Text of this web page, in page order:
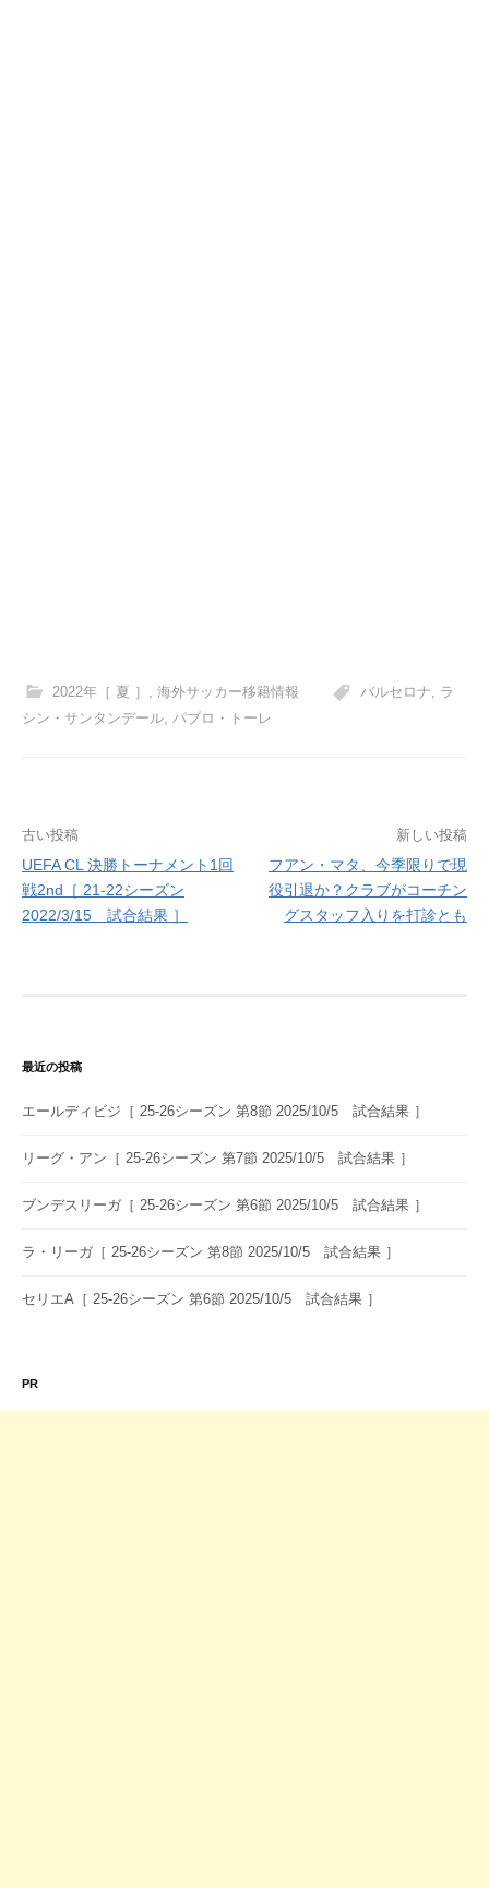
2022年［ 夏 ］ , 海外サッカー移籍情報 バルセロナ, ラ
シン・サンタンデール パブロ・トーレ
投
稿
ナ
シ
ョ
古い投稿
UEFA CL 決勝トーナメント1回
戦2nd［ 21-22シーズン
2022/3/15 試合結果 ］
新しい投稿
フアン・マタ、今季限りで現
役引退か？クラブがコーチン
グスタッフ入りを打診とも
最近の投稿
エールディビジ［ 25-26シーズン 第8節 2025/10/5 試合結果 ］
リーグ・アン［ 25-26シーズン 第7節 2025/10/5 試合結果 ］
ブンデスリーガ［ 25-26シーズン 第6節 2025/10/5 試合結果 ］
ラ・リーガ［ 25-26シーズン 第8節 2025/10/5 試合結果 ］
セリエA［ 25-26シーズン 第6節 2025/10/5 試合結果 ］
PR